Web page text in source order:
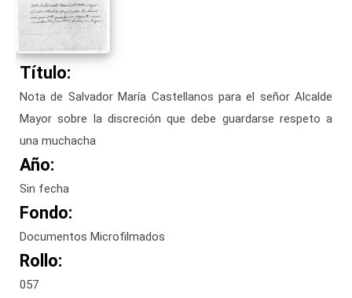
Título:
Nota de Salvador María Castellanos para el señor Alcalde
Mayor sobre la discreción que debe guardarse respeto a
una muchacha
Año:
Sin fecha
Fondo:
Documentos Microfilmados
Rollo:
057